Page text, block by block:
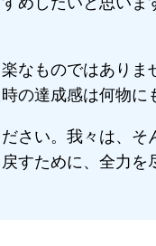
なものではありま
の達成感は何物に
さい。我々は、そ
すために、全力を